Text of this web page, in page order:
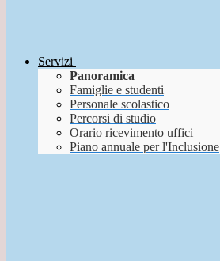
Servizi
Panoramica
Famiglie e studenti
Personale scolastico
Percorsi di studio
Orario ricevimento uffici
Piano annuale per l'Inclusione